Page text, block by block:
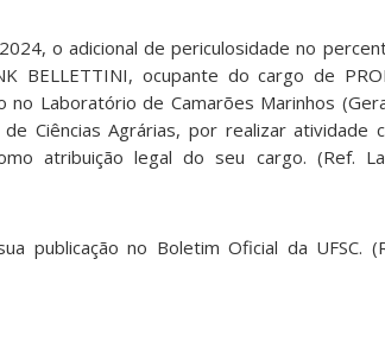
o adicional de periculosidade no
BELLETTINI, ocupante do cargo de
no Laboratório de Camarões Marinhos
Ciências Agrárias, por realizar atividade
atribuição legal do seu cargo. (Ref.
publicação no Boletim Oficial da UFSC.